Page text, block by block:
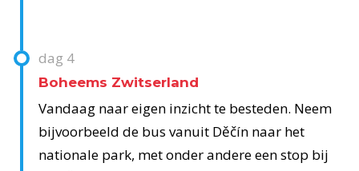
dag 4
Boheems Zwitserland
Vandaag naar eigen inzicht te besteden. Neem
bijvoorbeeld de bus vanuit Děčín naar het
nationale park, met onder andere een stop bij